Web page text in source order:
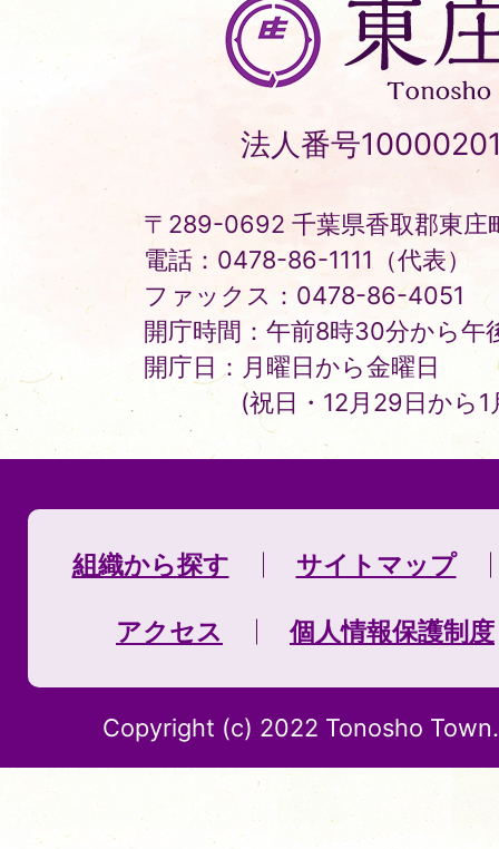
東
庄
町
Tonosho
Town
法人番号
〒289-0692 千葉県香取郡東庄
電話：0478-86-1111（代表）
ファックス：0478-86-4051
開庁時間：午前8時30分から午
開庁日：月曜日から金曜日
(祝日・12月29日から
組織から探す サイトマップ
アクセス 個人情報保護制度
Copyright (c) 2022 Tonosho